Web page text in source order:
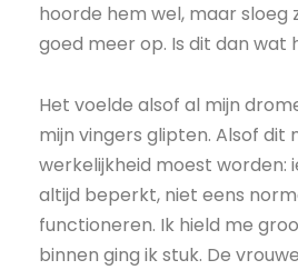
hoorde hem wel, maar sloeg
goed meer op. Is dit dan wat
Het voelde alsof al mijn
mijn vingers glipten. Alsof dit
werkelijkheid moest worden:
altijd beperkt, niet eens
functioneren. Ik hield me
binnen ging ik stuk. De